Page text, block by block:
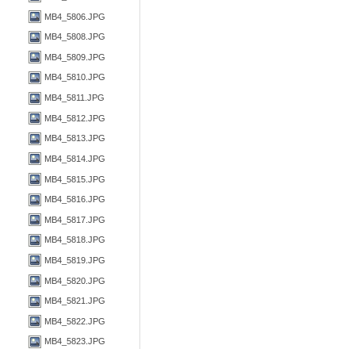
MB4_5806.JPG
MB4_5808.JPG
MB4_5809.JPG
MB4_5810.JPG
MB4_5811.JPG
MB4_5812.JPG
MB4_5813.JPG
MB4_5814.JPG
MB4_5815.JPG
MB4_5816.JPG
MB4_5817.JPG
MB4_5818.JPG
MB4_5819.JPG
MB4_5820.JPG
MB4_5821.JPG
MB4_5822.JPG
MB4_5823.JPG